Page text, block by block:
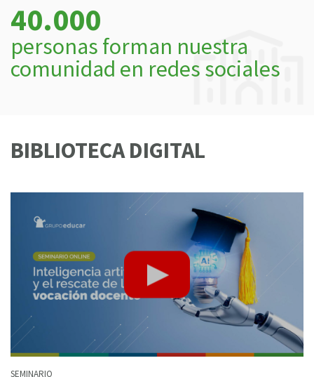
40.000
personas forman nuestra
comunidad en redes sociales
BIBLIOTECA DIGITAL
SEMINARIO